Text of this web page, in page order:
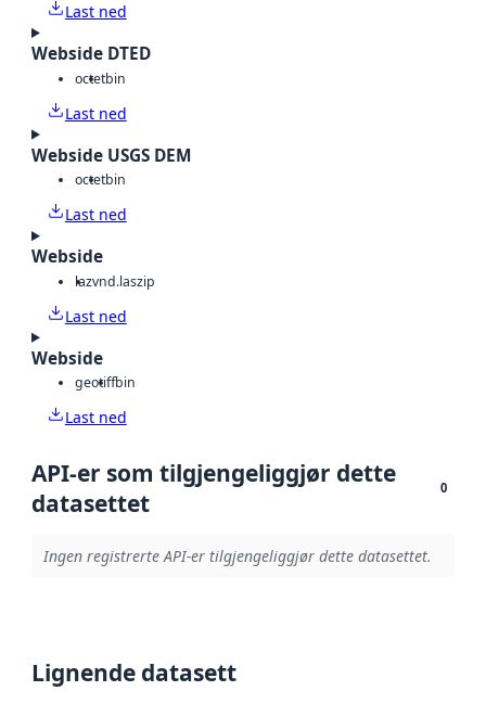
Last ned
Webside DTED
octetbin
Last ned
Webside USGS DEM
octetbin
Last ned
Webside
lazvnd.laszip
Last ned
Webside
geotiffbin
Last ned
API-er som tilgjengeliggjør dette
datasettet
0
Ingen registrerte API-er tilgjengeliggjør dette datasettet.
Lignende datasett